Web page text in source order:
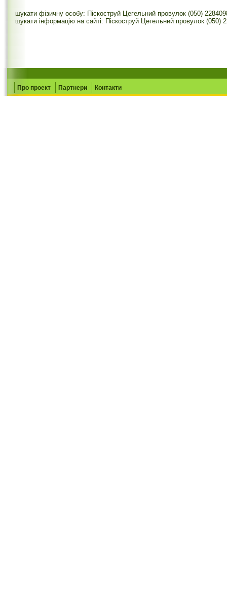
шукати фізичну особу: Піскоструй Цегельний провулок (050)
шукати інформацію на сайті: Піскоструй Цегельний провулок (050)
Про проект Партнери Контакти